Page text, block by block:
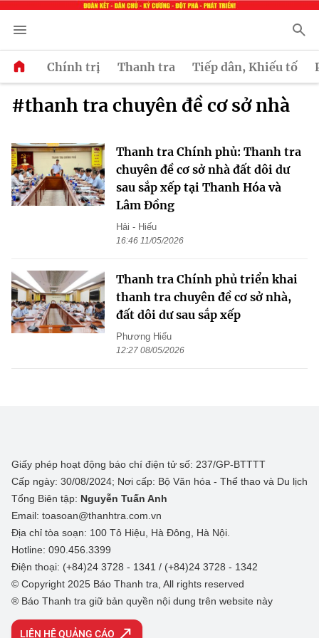
Chính trị Thanh tra Tiếp dân, Khiếu tố
#thanh tra chuyên đề cơ sở nhà
Thanh tra Chính phủ: Thanh tra
chuyên đề cơ sở nhà đất dôi dư
sau sắp xếp tại Thanh Hóa và
Lâm Đồng
Hải - Hiếu
16:46 11/05/2026
Thanh tra Chính phủ triển khai
thanh tra chuyên đề cơ sở nhà,
đất dôi dư sau sắp xếp
Phương Hiếu
12:27 08/05/2026
Giấy phép hoạt động báo chí điện tử số: 237/GP-BTTTT
Cấp ngày: 30/08/2024; Nơi cấp: Bộ Văn hóa - Thể thao và Du lịch
Tổng Biên tập: Nguyễn Tuấn Anh
Email: toasoan@thanhtra.com.vn
Địa chỉ tòa soạn: 100 Tô Hiệu, Hà Đông, Hà Nội.
Hotline: 090.456.3399
Điện thoại: (+84)24 3728 - 1341 / (+84)24 3728 - 1342
© Copyright 2025 Báo Thanh tra, All rights reserved
® Báo Thanh tra giữ bản quyền nội dung trên website này
LIÊN HỆ QUẢNG CÁO